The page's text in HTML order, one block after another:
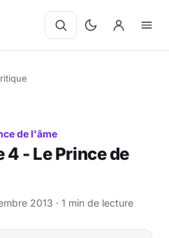
de l'âme
4 - Le Prince de
2013 · 1 min de lecture